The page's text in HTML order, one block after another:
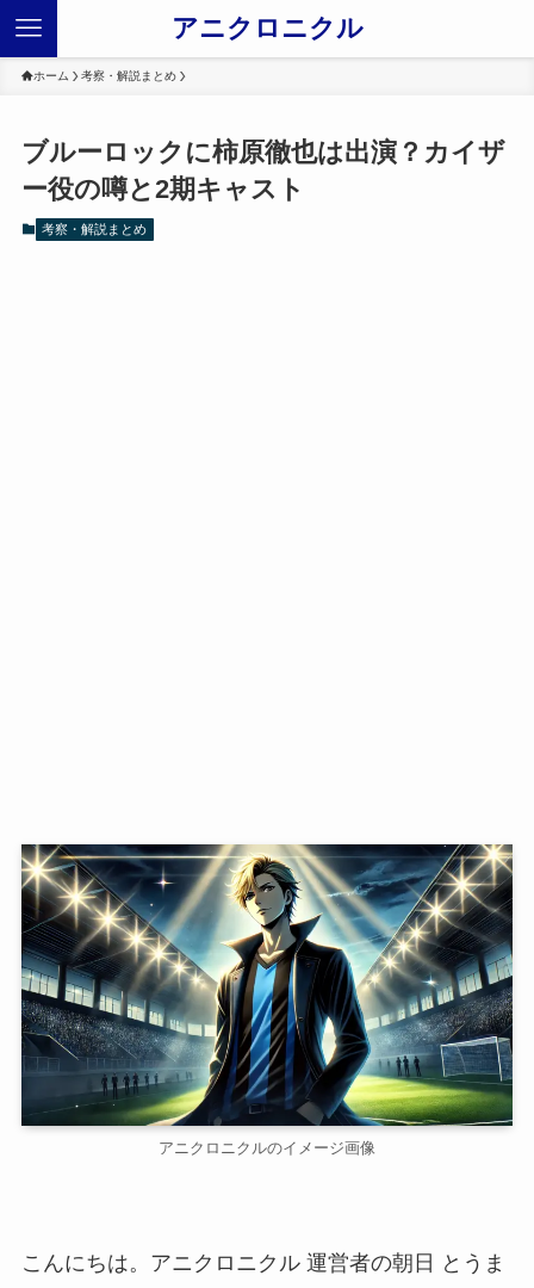
アニクロニクル
ホーム 考察・解説まとめ
ブルーロックに柿原徹也は出演？カイザ
ー役の噂と2期キャスト
考察・解説まとめ
アニクロニクルのイメージ画像
こんにちは。アニクロニクル 運営者の朝日 とうま